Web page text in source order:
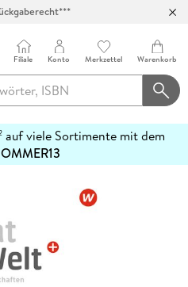
Filiale Konto Merkzettel Warenkorb
auf viele Sortimente mit dem